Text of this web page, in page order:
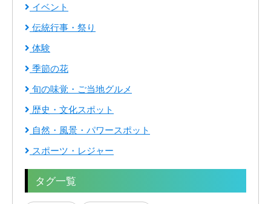
イベント
伝統行事・祭り
体験
季節の花
旬の味覚・ご当地グルメ
歴史・文化スポット
自然・風景・パワースポット
スポーツ・レジャー
タグ一覧